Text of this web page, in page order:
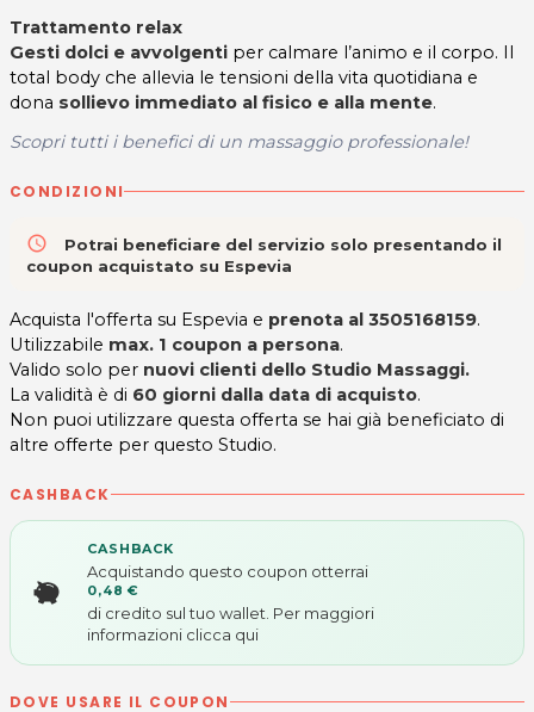
Trattamento relax
Gesti dolci e avvolgenti per calmare l’animo e il corpo. Il
total body che allevia le tensioni della vita quotidiana e
dona sollievo immediato al fisico e alla mente.
Scopri tutti i benefici di un massaggio professionale!
CONDIZIONI
access_time
Potrai beneficiare del servizio solo presentando il
coupon acquistato su Espevia
Acquista l'offerta su Espevia e prenota al 3505168159.
Utilizzabile max. 1 coupon a persona.
Valido solo per nuovi clienti dello Studio Massaggi.
La validità è di 60 giorni dalla data di acquisto.
Non puoi utilizzare questa offerta se hai già beneficiato di
altre offerte per questo Studio.
CASHBACK
CASHBACK
Acquistando questo coupon otterrai
0,48 €
di credito sul tuo wallet. Per maggiori
informazioni clicca qui
DOVE USARE IL COUPON